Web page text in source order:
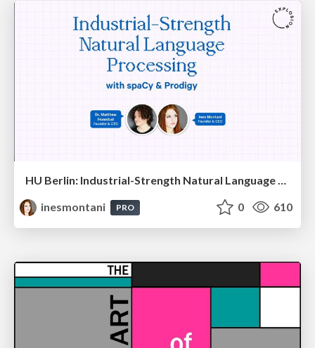
HU Berlin: Industrial-Strength Natural Language Processing with spaCy and Prodigy
inesmontani
PRO 0 610